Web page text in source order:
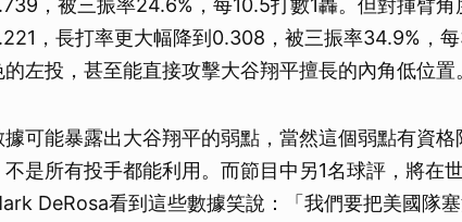
，長打率更大幅降到0.308，被三振率34.9%，
左投，甚至能直接攻擊大谷翔平擅長的內角低位置
據可能暴露出大谷翔平的弱點，當然這個弱點有資
不是所有投手都能利用。而節目中另1名球評，將在
DeRosa看到這些數據笑說：「我們要把美國隊